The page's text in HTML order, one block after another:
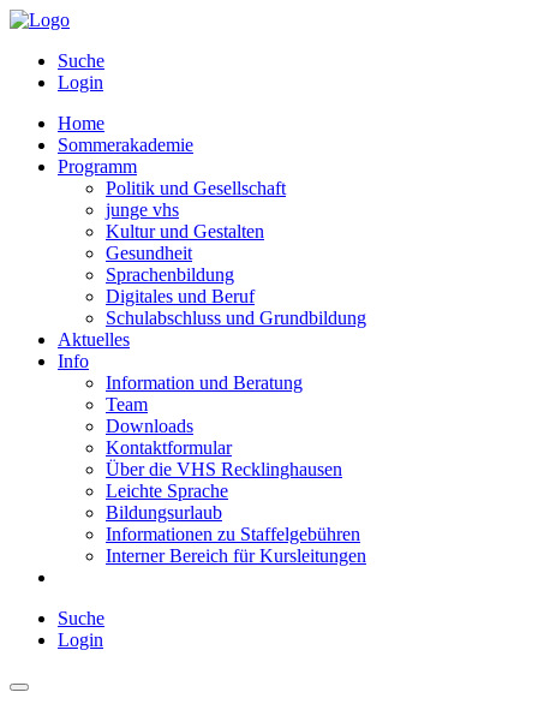
Suche
Login
Home
Sommerakademie
Programm
Politik und Gesellschaft
junge vhs
Kultur und Gestalten
Gesundheit
Sprachenbildung
Digitales und Beruf
Schulabschluss und Grundbildung
Aktuelles
Info
Information und Beratung
Team
Downloads
Kontaktformular
Über die VHS Recklinghausen
Leichte Sprache
Bildungsurlaub
Informationen zu Staffelgebühren
Interner Bereich für Kursleitungen
Suche
Login